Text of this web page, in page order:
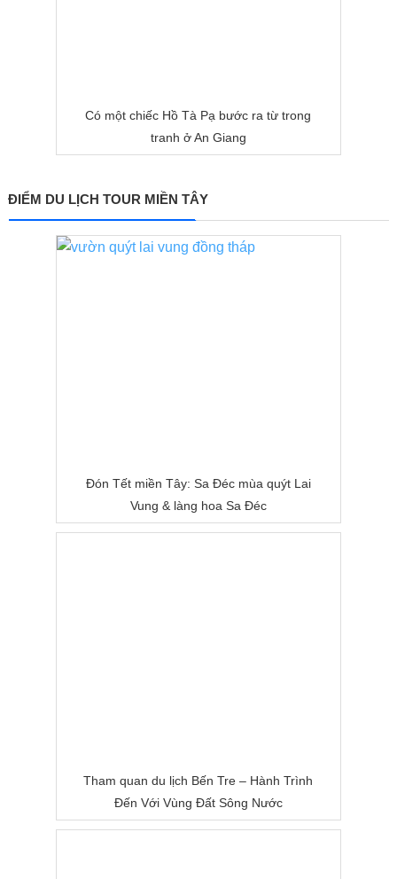
Có một chiếc Hồ Tà Pạ bước ra từ trong
tranh ở An Giang
ĐIỂM DU LỊCH TOUR MIỀN TÂY
Đón Tết miền Tây: Sa Đéc mùa quýt Lai
Vung & làng hoa Sa Đéc
Tham quan du lịch Bến Tre – Hành Trình
Đến Với Vùng Đất Sông Nước